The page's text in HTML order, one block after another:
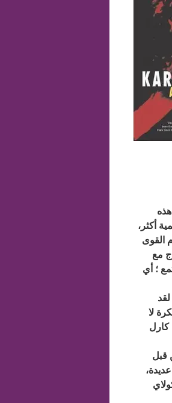
أكثر،
القوى
مع
؛ أي
لا
كارل
قبل